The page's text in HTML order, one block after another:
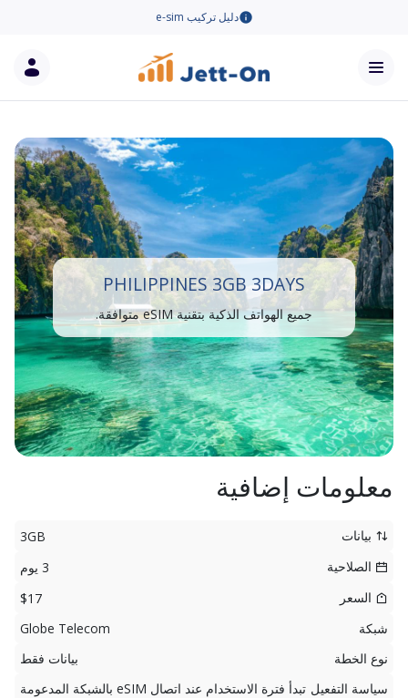
دليل تركيب e-sim
PHILIPPINES 3GB 3DAYS
جميع الهواتف الذكية بتقنية eSIM متوافقة.
معلومات إضافية
بيانات
3GB
الصلاحية
3 يوم
السعر
$17
شبكة
Globe Telecom
نوع الخطة
بيانات فقط
سياسة التفعيل تبدأ فترة الاستخدام عند اتصال eSIM بالشبكة المدعومة